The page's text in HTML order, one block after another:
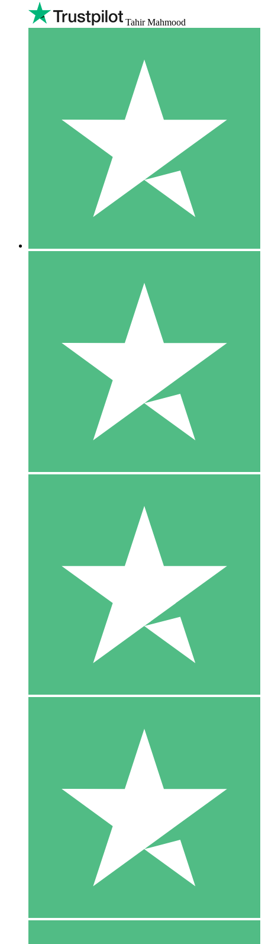
Tahir Mahmood